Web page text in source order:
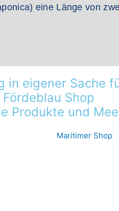
eine Länge von
in eigener Sache
Shop
Produkte und